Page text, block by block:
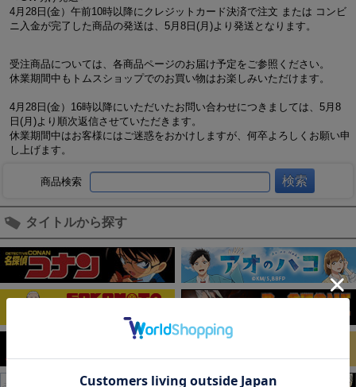
4月28日(金）午前10時以降にクレジットカード決済で注文 または コンビ
ニ入金が完了した商品の発送は、5月8日(月)より発送となります。
受注商品については、各商品ページのお届け予定をご参照ください。
休業期間中もトムスショップでのお買い物はお楽しみいただけます。
4月28日(金）16時以降にいただいたお問い合わせにつきましては、5月8
日(月)より順次返信させていただきます。
休業期間中はお客様にはご迷惑をおかけしますが、何卒よろしくお願い申
し上げます。
商品検索
タイトルから探す